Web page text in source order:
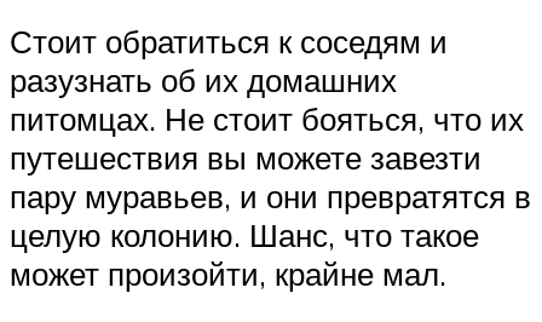
Стоит обратиться к соседям и
разузнать об их домашних
питомцах. Не стоит бояться, что их
путешествия вы можете завезти
пару муравьев, и они превратятся в
целую колонию. Шанс, что такое
может произойти, крайне мал.